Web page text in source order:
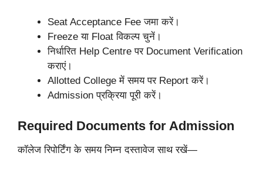
Seat Acceptance Fee जमा करें।
Freeze या Float विकल्प चुनें।
निर्धारित Help Centre पर Document Verification
कराएं।
Allotted College में समय पर Report करें।
Admission प्रक्रिया पूरी करें।
Required Documents for Admission
कॉलेज रिपोर्टिंग के समय निम्न दस्तावेज साथ रखें—